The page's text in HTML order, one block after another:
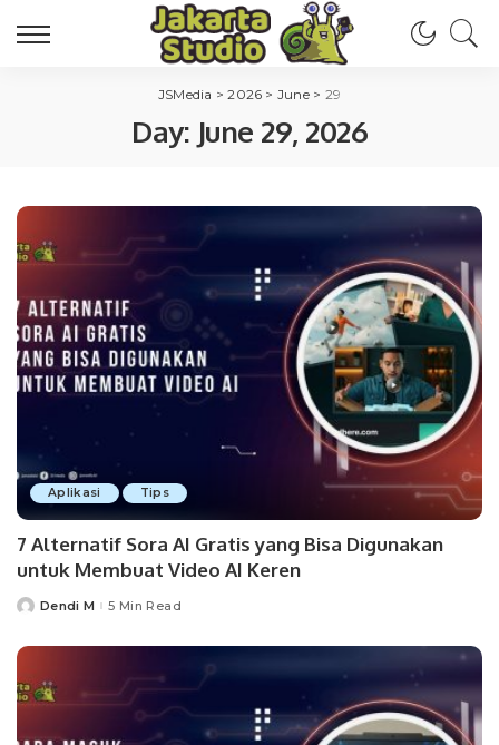
JSMedia >2026 > June> 29
Day: June 29, 2026
Aplikasi Tips
7 Alternatif Sora AI Gratis yang Bisa Digunakan
untuk Membuat Video AI Keren
PostedDendi M 5 Min Read